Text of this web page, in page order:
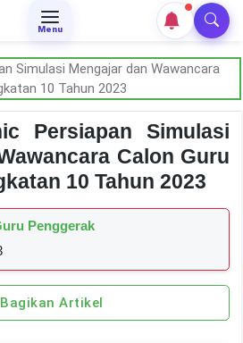
Menu
Persiapan Simulasi
Calon Guru
10 Tahun 2023
Penggerak
Bagikan Artikel